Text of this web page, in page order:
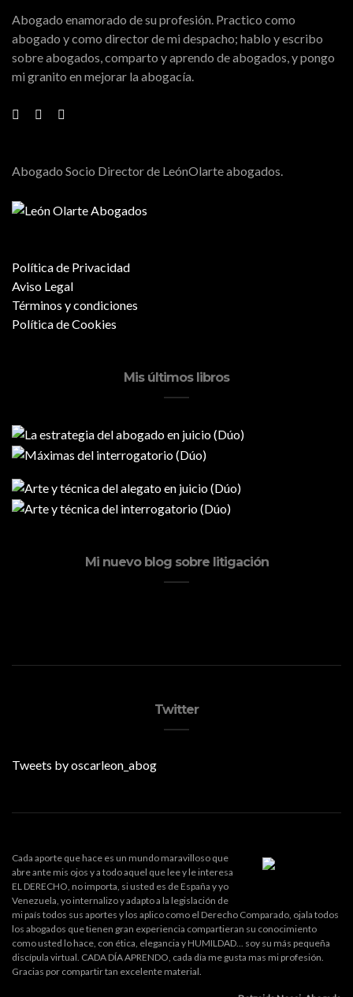
Abogado enamorado de su profesión. Practico como
abogado y como director de mi despacho; hablo y escribo
sobre abogados, comparto y aprendo de abogados, y pongo
mi granito en mejorar la abogacía.
Abogado Socio Director de LeónOlarte abogados.
Política de Privacidad
Aviso Legal
Términos y condiciones
Política de Cookies
Mis últimos libros
Mi nuevo blog sobre litigación
Twitter
Tweets by oscarleon_abog
Cada aporte que hace es un mundo maravilloso que
abre ante mis ojos y a todo aquel que lee y le interesa
EL DERECHO, no importa, si usted es de España y yo
Venezuela, yo internalizo y adapto a la legislación de
mi país todos sus aportes y los aplico como el Derecho Comparado, ojala todos
los abogados que tienen gran experiencia compartieran su conocimiento
como usted lo hace, con ética, elegancia y HUMILDAD... soy su más pequeña
discípula virtual. CADA DÍA APRENDO, cada día me gusta mas mi profesión.
Gracias por compartir tan excelente material.